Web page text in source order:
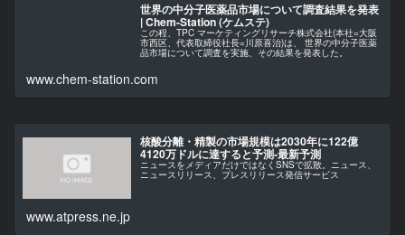
世界の中分子医薬品市場について調査結果を発表
| Chem-Station (ケムステ)
この程、TPC マーケティングリサーチ株式会社(本社=大阪
市西区、代表取締役社長=川原喜治)は、 世界の中分子医薬
品市場について調査を実施、その結果を発表した。
www.chem-station.com
核酸分離・精製の市場規模は2030年に122億
4120万ドルに達すると予測-最新予測
ニュースをメディアだけではなくSNSで拡散。ニュース、
ニュースリリース、プレスリリース発信サービス
www.atpress.ne.jp